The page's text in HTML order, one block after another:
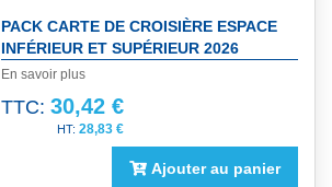
PACK CARTE DE CROISIÈRE ESPACE
INFÉRIEUR ET SUPÉRIEUR 2026
En savoir plus
TTC: 30,42 €
28,83 €
Ajouter au panier